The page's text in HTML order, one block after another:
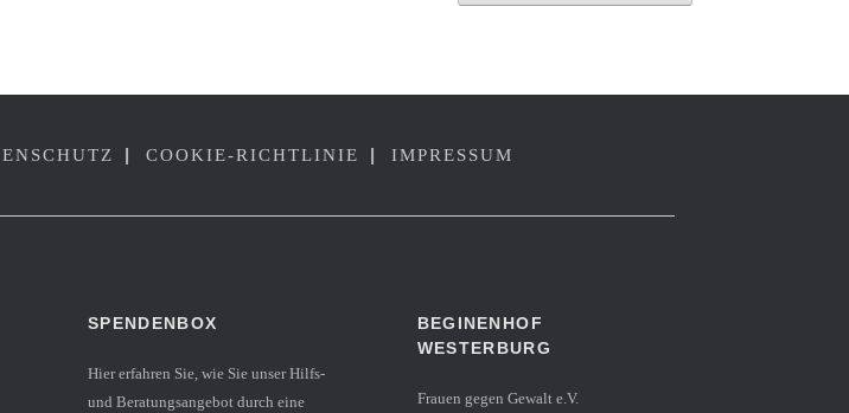
| COOKIE-RICHTLINIE | IMPRESSUM
SPENDENBOX
Hier erfahren Sie, wie Sie unser Hilfs-
und Beratungsangebot durch eine
BEGINENHOF
WESTERBURG
Frauen gegen Gewalt e.V.